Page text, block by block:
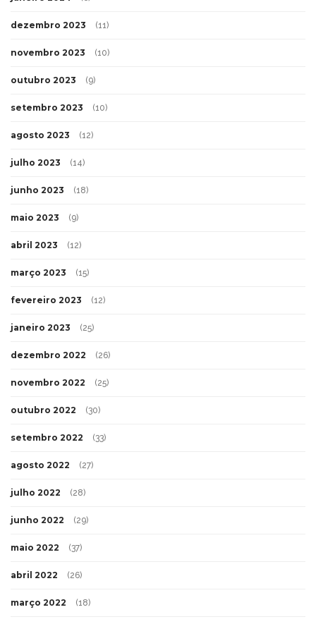
dezembro 2023 (11)
novembro 2023 (10)
outubro 2023 (9)
setembro 2023 (10)
agosto 2023 (12)
julho 2023 (14)
junho 2023 (18)
maio 2023 (9)
abril 2023 (12)
março 2023 (15)
fevereiro 2023 (12)
janeiro 2023 (25)
dezembro 2022 (26)
novembro 2022 (25)
outubro 2022 (30)
setembro 2022 (33)
agosto 2022 (27)
julho 2022 (28)
junho 2022 (29)
maio 2022 (37)
abril 2022 (26)
março 2022 (18)